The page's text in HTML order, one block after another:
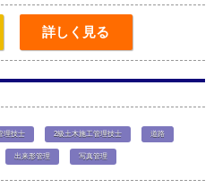
詳しく見る
理技士 2級土木施工管理技士 道路
出来形管理 写真管理